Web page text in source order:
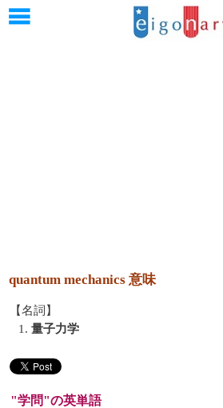
quantum mechanics 意味
【名詞】
1. 量子力学
"学問"の英単語